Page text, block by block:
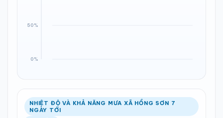
NHIỆT ĐỘ VÀ KHẢ NĂNG MƯA XÃ HỒNG SƠN 7
NGÀY TỚI